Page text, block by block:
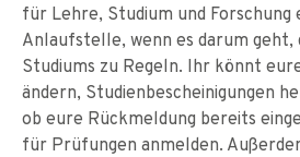
für Lehre, Studium und Forschung
Anlaufstelle, wenn es darum geht,
Studiums zu Regeln. Ihr könnt
ändern, Studienbescheinigungen
ob eure Rückmeldung bereits
für Prüfungen anmelden.